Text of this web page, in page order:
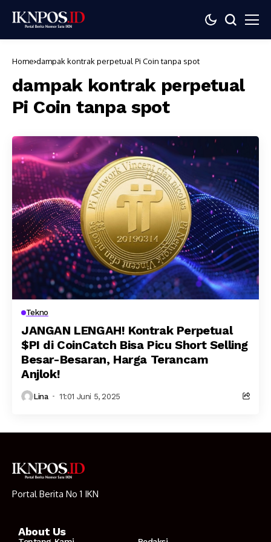
Home dampak kontrak perpetual Pi Coin tanpa spot
dampak kontrak perpetual
Pi Coin tanpa spot
Tekno
JANGAN LENGAH! Kontrak Perpetual
$PI di CoinCatch Bisa Picu Short Selling
Besar-Besaran, Harga Terancam
Anjlok!
Lina 11:01 Juni 5, 2025
Portal Berita No 1 IKN
About Us